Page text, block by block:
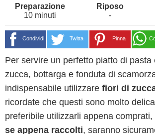
10 minuti -
Condividi Twitta Pinna
Per servire un perfetto piatto di pasta
zucca, bottarga e fonduta di
indispensabile utilizzare fiori di
ricordate che questi sono molto
preferibile utilizzarli appena comprati,
se appena raccolti, saranno